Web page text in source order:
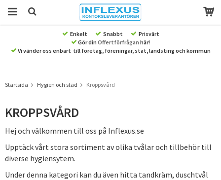
Produkten har blivit tillagd i varukorgen
Enkelt Snabbt
Prisvärt
Gör din Offertförfrågan här!
Vi vänder oss enbart till företag, föreningar, stat, landsting och kommun
Startsida Hygien och städ Kroppsvård
KROPPSVÅRD
Hej och välkommen till oss på Inflexus.se
Upptäck vårt stora sortiment av olika tvålar och tillbehör till
diverse hygiensytem.
Under denna kategori kan du även hitta tandkräm, duschtvål